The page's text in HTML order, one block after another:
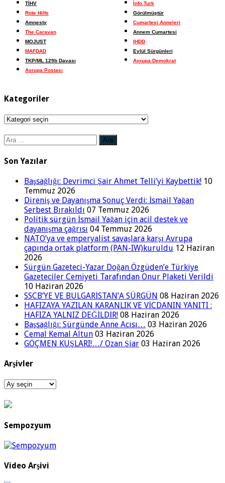
TİHV
Rote Hilfe
Amnesty
The Caravan
MOJUST
MAFDAD
TKP/ML 129b Davası
Avrupa Postası
İnfo Turk
Görülmüştür
Cumartesi Anneleri
Annem Cumartesi
IHDD
Eylül Sürgünleri
Avrupa Demokrat
Kategoriler
Kategoriler
Arama:
Son Yazılar
Başsağlığı: Devrimci Şair Ahmet Telli’yi Kaybettik! 10
Temmuz 2026
Direniş ve Dayanışma Sonuç Verdi: İsmail Yağan
Serbest Bırakıldı 07 Temmuz 2026
Politik sürgün İsmail Yağan için acil destek ve
dayanışma çağrısı 04 Temmuz 2026
NATO’ya ve emperyalist savaşlara karşı Avrupa
çapında ortak platform (PAN-IW)kuruldu 12 Haziran
2026
Sürgün Gazeteci-Yazar Doğan Özgüden’e Türkiye
Gazeteciler Cemiyeti Tarafından Onur Plaketi Verildi
10 Haziran 2026
SSCB’YE VE BULGARİSTAN’A SÜRGÜN 08 Haziran 2026
HAFIZAYA YAZILAN KARANLIK VE VİCDANIN YANITI :
HAFIZA YALNIZ DEĞİLDİR! 08 Haziran 2026
Başsağlığı: Sürgünde Anne Acısı… 03 Haziran 2026
Cemal Kemal Altun 03 Haziran 2026
GÖÇMEN KUŞLARI!…/ Ozan Şiar 03 Haziran 2026
Arşivler
Arşivler
Sempozyum
Video Arşivi